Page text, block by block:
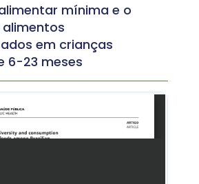
mínima e o
em crianças
6-23 meses